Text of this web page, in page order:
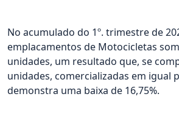
No acumulado do 1º. trimestre de
emplacamentos de Motocicletas
unidades, um resultado que, se
unidades, comercializadas em igual
demonstra uma baixa de 16,75%.